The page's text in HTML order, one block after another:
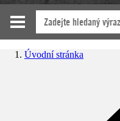
Úvodní stránka